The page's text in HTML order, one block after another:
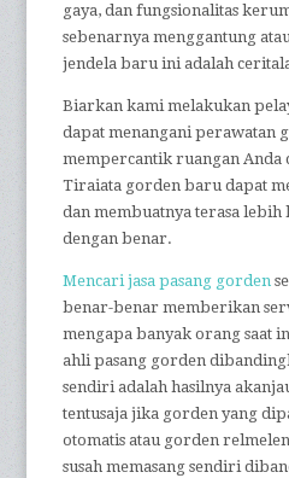
gaya, dan fungsionalitas
sebenarnya menggantung
jendela baru ini adalah
Biarkan kami melakukan
dapat menangani perawatan
mempercantik ruangan Anda
Tiraiata gorden baru dapat
dan membuatnya terasa lebih
dengan benar.
Mencari jasa pasang gorden
benar-benar memberikan
mengapa banyak orang saat
ahli pasang gorden
sendiri adalah hasilnya
tentusaja jika gorden yang
otomatis atau gorden
susah memasang sendiri